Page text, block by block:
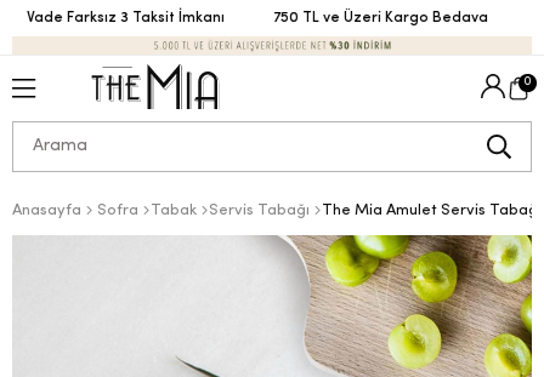
Vade Farksız 3 Taksit İmkanı 750 TL ve Üzeri Kargo Bedava
0
Anasayfa Sofra Tabak Servis Tabağı The Mia Amulet Servis